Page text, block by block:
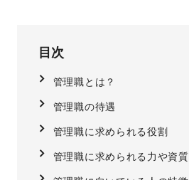
目次
管理職とは？
管理職の待遇
管理職に求められる役割
管理職に求められる力や資質